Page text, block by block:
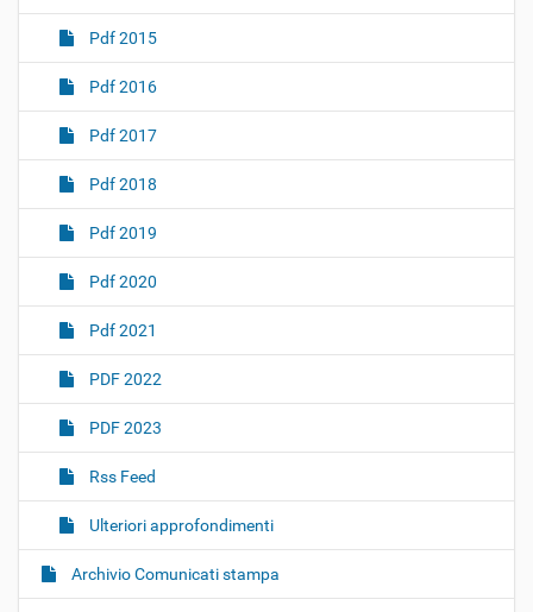
Pdf 2015
Pdf 2016
Pdf 2017
Pdf 2018
Pdf 2019
Pdf 2020
Pdf 2021
PDF 2022
PDF 2023
Rss Feed
Ulteriori approfondimenti
Archivio Comunicati stampa